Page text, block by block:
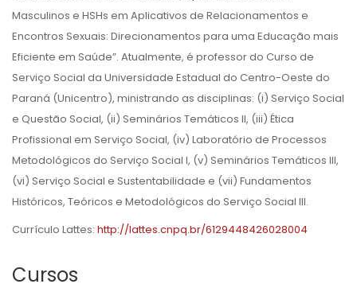
Masculinos e HSHs em Aplicativos de Relacionamentos e
Encontros Sexuais: Direcionamentos para uma Educação mais
Eficiente em Saúde”. Atualmente, é professor do Curso de
Serviço Social da Universidade Estadual do Centro-Oeste do
Paraná (Unicentro), ministrando as disciplinas: (i) Serviço Social
e Questão Social, (ii) Seminários Temáticos II, (iii) Ética
Profissional em Serviço Social, (iv) Laboratório de Processos
Metodológicos do Serviço Social I, (v) Seminários Temáticos III,
(vi) Serviço Social e Sustentabilidade e (vii) Fundamentos
Históricos, Teóricos e Metodológicos do Serviço Social III.
Currículo Lattes: http://lattes.cnpq.br/6129448426028004
Cursos